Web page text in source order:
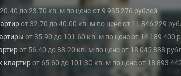
до 23.70 кв. м по цене от 9 935 276 рублей
от 32.70 до 40.00 кв. м по цене от 11 846 229
от 35.90 до 101.60 кв. м по цене от 14 189 400
от 56.40 до 88.20 кв. м по цене от 18 045 888
квартирот 65.60 до 101.30 кв. м по цене от 18 893